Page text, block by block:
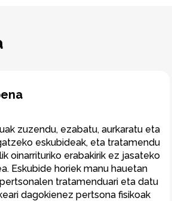
zuzendu, ezabatu, aurkaratu eta
eskubideak, eta tratamendu
oinarrituriko erabakirik ez jasateko
Eskubide horiek manu hauetan
tratamenduari eta datu
dagokienez pertsona fisikoak